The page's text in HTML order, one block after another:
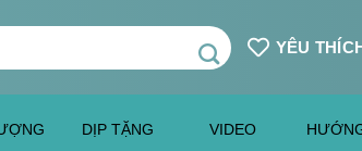
YÊU
DỊP TẶNG VIDEO